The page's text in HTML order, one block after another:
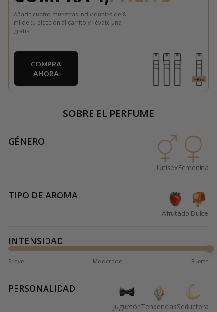
Añade cuatro muestras individuales de 8
ml de tu elección al carrito y llévate una
gratis.
COMPRA
AHORA
SOBRE EL PERFUME
GÉNERO
UnisexFemenina
TIPO DE AROMA
Afrutado Dulce
INTENSIDAD
Suave Moderado Fuerte
PERSONALIDAD
JuguetónTendenciasSeductora